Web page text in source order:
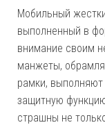
Мобильный
выполненный в
внимание своим
манжеты,
рамки, выполняют
защитную
страшны не